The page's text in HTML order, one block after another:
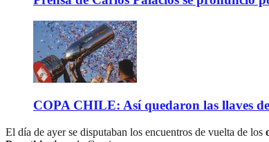
COPA CHILE: Así quedaron las llaves
El día de ayer se disputaban los encuentros de vuelta de los